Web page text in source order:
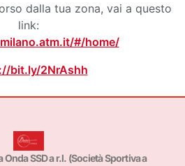
dalla tua zona, vai a questo
link:
#/home/
bit.ly/2NrAshh
Onda SSD a r.l. (Società Sportiva a